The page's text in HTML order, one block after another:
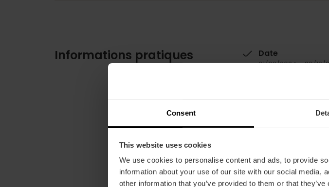
Consent
This website uses cookies
We use cookies to personalise content and ads, to provide
information about your use of our site with our social media,
other information that you’ve provided to them or that
Informations pratiques Date
01/02/2024 - 30/12/
Dîner : 20h00
Spectacle :
Dimanche :
Tickets